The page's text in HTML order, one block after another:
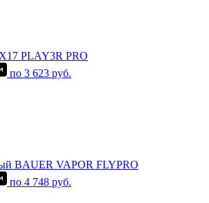
PLAY3R PRO
по 3 623 руб.
BAUER VAPOR FLYPRO
по 4 748 руб.